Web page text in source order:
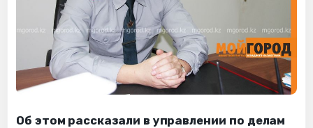
Об этом рассказали в управлении по делам